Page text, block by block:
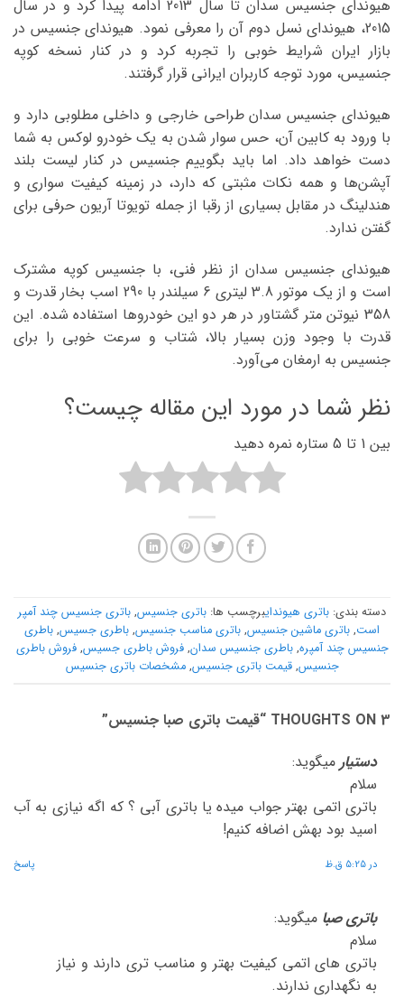
هیوندای جنسیس سدان تا سال 2013 ادامه پیدا کرد و در سال
2015، هیوندای نسل دوم آن را معرفی نمود. هیوندای جنسیس در
بازار ایران شرایط خوبی را تجربه کرد و در کنار نسخه کوپه
جنسیس، مورد توجه کاربران ایرانی قرار گرفتند.
هیوندای جنسیس سدان طراحی خارجی و داخلی مطلوبی دارد و
با ورود به کابین آن، حس سوار شدن به یک خودرو لوکس به شما
دست خواهد داد. اما باید بگوییم جنسیس در کنار لیست بلند
آپشن‌ها و همه نکات مثبتی که دارد، در زمینه کیفیت سواری و
هندلینگ در مقابل بسیاری از رقبا از جمله تویوتا آریون حرفی برای
گفتن ندارد.
هیوندای جنسیس سدان از نظر فنی، با جنسیس کوپه مشترک
است و از یک موتور 3.8 لیتری 6 سیلندر با 290 اسب بخار قدرت و
358 نیوتن متر گشتاور در هر دو این خودروها استفاده شده. این
قدرت با وجود وزن بسیار بالا، شتاب و سرعت خوبی را برای
جنسیس به ارمغان می‌آورد.
نظر شما در مورد این مقاله چیست؟
بین 1 تا 5 ستاره نمره دهید
دسته بندی: باتری هیوندایبرچسب ها: باتری جنسیس, باتری جنسیس چند آمپر
است, باتری ماشین جنسیس, باتری مناسب جنسیس, باطری جسیس, باطری
جنسیس چند آمپره,باطری جنسیس سدان,فروش باطری جسیس,فروش باطری
جنسیس,قیمت باتری جنسیس,مشخصات باتری جنسیس
3 THOUGHTS ON “ قیمت باتری صبا جنسیس”
دستیار میگوید:
سلام
باتری اتمی بهتر جواب میده یا باتری آبی ؟ که اگه نیازی به آب
اسید بود بهش اضافه کنیم!
در 5:25 ق.ظ پاسخ
باتری صبا میگوید:
سلام
باتری های اتمی کیفیت بهتر و مناسب تری دارند و نیاز
به نگهداری ندارند.